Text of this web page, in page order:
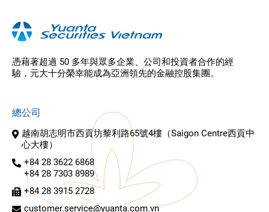
憑藉著超過 50 多年與眾多企業、公司和投資者合作的經
驗，元大十分榮幸能成為亞洲領先的金融控股集團。
總公司
越南胡志明市西貢坊黎利路65號4樓（Saigon Centre西貢中
心大樓）
+84 28 3622 6868
+84 28 7303 8989
+84 28 3915 2728
customer.service@yuanta.com.vn